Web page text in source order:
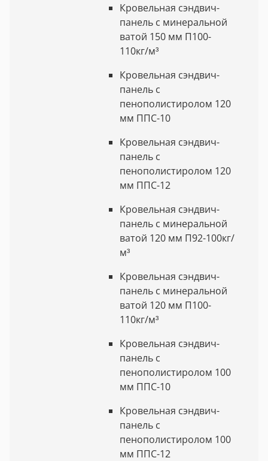
Кровельная сэндвич-
панель с минеральной
ватой 150 мм П100-
110кг/м³
Кровельная сэндвич-
панель с
пенополистиролом 120
мм ППС-10
Кровельная сэндвич-
панель с
пенополистиролом 120
мм ППС-12
Кровельная сэндвич-
панель с минеральной
ватой 120 мм П92-100кг/
м³
Кровельная сэндвич-
панель с минеральной
ватой 120 мм П100-
110кг/м³
Кровельная сэндвич-
панель с
пенополистиролом 100
мм ППС-10
Кровельная сэндвич-
панель с
пенополистиролом 100
мм ППС-12